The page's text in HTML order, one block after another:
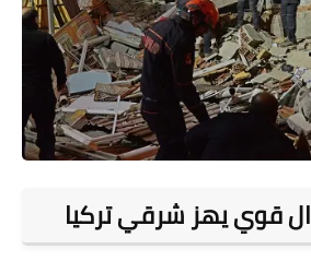
سيارات
علوم وتكنولوجيا
تعليم
عروض
قوي يهز شرقي تركيا